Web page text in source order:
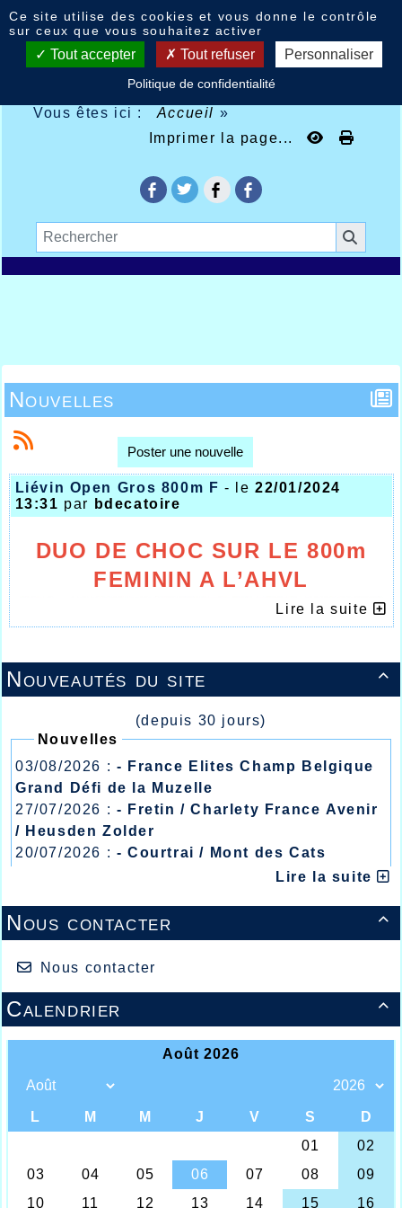
Vous êtes ici : Accueil »
Imprimer la page...

Nouveautés du site
(depuis 30 jours)
Nouvelles
03/08/2026 : - France Elites Champ Belgique
Grand Défi de la Muzelle
27/07/2026 : - Fretin / Charlety France Avenir
/ Heusden Zolder
20/07/2026 : - Courtrai / Mont des Cats
- Lyon / Meeting Abeilles /Lire la suite

Nous contacter
Nous contacter

Calendrier
Nouvelles
Poster une nouvelle
Liévin Open Gros 800m F - le 22/01/2024
13:31 par bdecatoire
DUO DE CHOC SUR LE 800m
FEMININ A L’AHVL
On peut dire que l’AHVL monte en
d’Athlètes entrent dans les bilans Français
en ce début d’année 2024 sur les
week-end devait venir du 800m féminin où
open de ce week-end à Liévin, se retrouvent
catégories confondues. Certes, la saison
n’est pas terminée et encore de belles
performances peuvent survenir dans les
semaines à venir, mais jamais l’AHVL
n’avait été aussi bien représenté en tête des
bilans, surtout par deux athlètes, Agathe
Lire la suite
Ce site utilise des cookies et vous donne le contrôle
sur ceux que vous souhaitez activer
Tout accepter Tout refuser Personnaliser
Politique de confidentialité